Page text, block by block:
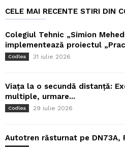
CELE MAI RECENTE STIRI DIN
Colegiul Tehnic „Simion
implementează proiectul
Codlea 31 iulie 2026
Viața la o secundă distanță:
multiple, urmare...
Codlea 29 iulie 2026
Autotren răsturnat pe DN73A,